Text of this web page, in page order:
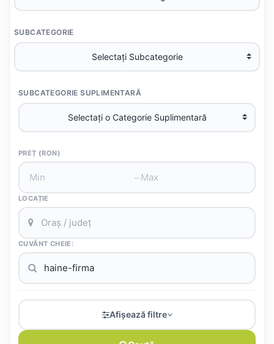
SUBCATEGORIE
SUBCATEGORIE SUPLIMENTARĂ
PREȚ (RON)
–
LOCAȚIE
CUVÂNT CHEIE:
Afișează filtre